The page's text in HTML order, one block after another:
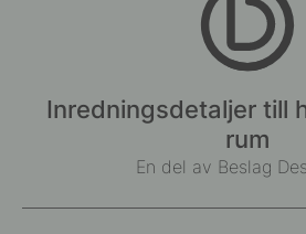
Inredningsdetaljer till
rum
En del av Beslag